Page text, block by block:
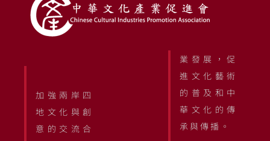
加強兩岸四
地文化與創
意的交流合
業發展，促
進文化藝術
的普及和中
華文化的傳
承與傳播。